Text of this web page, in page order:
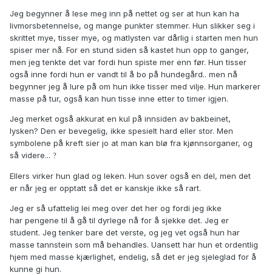
Jeg begynner å lese meg inn på nettet og ser at hun kan ha
livmorsbetennelse, og mange punkter stemmer. Hun slikker seg i
skrittet mye, tisser mye, og matlysten var dårlig i starten men hun
spiser mer nå. For en stund siden så kastet hun opp to ganger,
men jeg tenkte det var fordi hun spiste mer enn før. Hun tisser
også inne fordi hun er vandt til å bo på hundegård.. men nå
begynner jeg å lure på om hun ikke tisser med vilje. Hun markerer
masse på tur, også kan hun tisse inne etter to timer igjen.
Jeg merket også akkurat en kul på innsiden av bakbeinet,
lysken? Den er bevegelig, ikke spesielt hard eller stor. Men
symbolene på kreft sier jo at man kan blø fra kjønnsorganer, og
så videre... ?
Ellers virker hun glad og leken. Hun sover også en del, men det
er når jeg er opptatt så det er kanskje ikke så rart.
Jeg er så ufattelig lei meg over det her og fordi jeg ikke
har pengene til å gå til dyrlege nå for å sjekke det. Jeg er
student. Jeg tenker bare det verste, og jeg vet også hun har
masse tannstein som må behandles. Uansett har hun et ordentlig
hjem med masse kjærlighet, endelig, så det er jeg sjeleglad for å
kunne gi hun.